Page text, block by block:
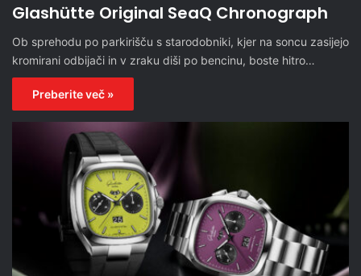
Glashütte Original SeaQ Chronograph
Ob sprehodu po parkirišču s starodobniki, kjer na soncu zasijejo
kromirani odbijači in v zraku diši po bencinu, boste hitro…
Preberite več »